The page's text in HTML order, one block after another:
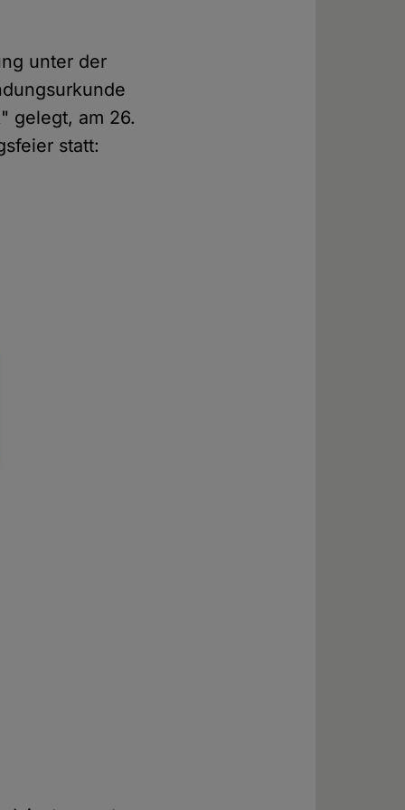
unter der
gelegt, am 26.
statt: